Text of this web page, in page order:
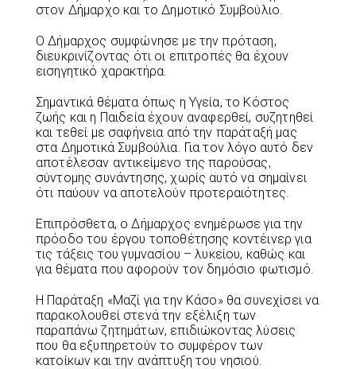
στον Δήμαρχο και το Δημοτικό Συμβούλιο.
Ο Δήμαρχος συμφώνησε με την πρόταση,
διευκρινίζοντας ότι οι επιτροπές θα έχουν
εισηγητικό χαρακτήρα.
Σημαντικά θέματα όπως η Υγεία, το Κόστος
ζωής και η Παιδεία έχουν αναφερθεί, συζητηθεί
και τεθεί με σαφήνεια από την παράταξή μας
στα Δημοτικά Συμβούλια. Για τον λόγο αυτό δεν
αποτέλεσαν αντικείμενο της παρούσας,
σύντομης συνάντησης, χωρίς αυτό να σημαίνει
ότι παύουν να αποτελούν προτεραιότητες.
Επιπρόσθετα, ο Δήμαρχος ενημέρωσε για την
πρόοδο του έργου τοποθέτησης κοντέινερ για
τις τάξεις του γυμνασίου – λυκείου, καθώς και
για θέματα που αφορούν τον δημόσιο φωτισμό.
Η Παράταξη «Μαζί για την Κάσο» θα συνεχίσει να
παρακολουθεί στενά την εξέλιξη των
παραπάνω ζητημάτων, επιδιώκοντας λύσεις
που θα εξυπηρετούν το συμφέρον των
κατοίκων και την ανάπτυξη του νησιού.